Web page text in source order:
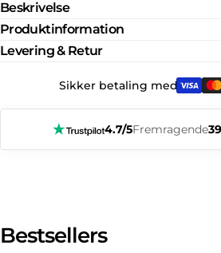
Beskrivelse
Produktinformation
Levering & Retur
Sikker betaling med:
4.7/5Fremragende
Bestsellers